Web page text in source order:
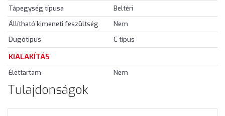
Tápegység típusa
Beltéri
Állítható kimeneti feszültség
Nem
Dugótípus
C típus
KIALAKÍTÁS
Élettartam Nem
Tulajdonságok